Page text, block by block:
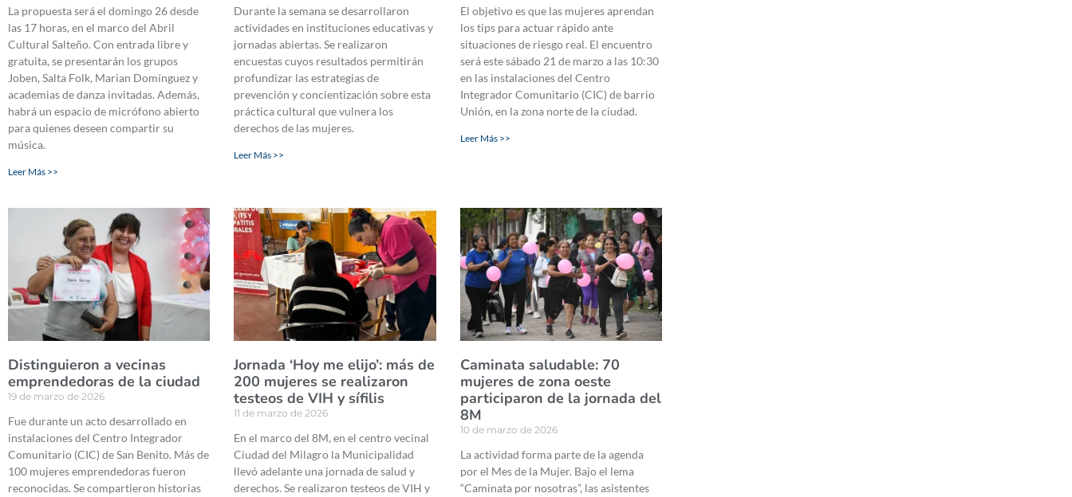
La propuesta será el domingo 26 desde
las 17 horas, en el marco del Abril
Cultural Salteño. Con entrada libre y
gratuita, se presentarán los grupos
Joben, Salta Folk, Marian Domínguez y
academias de danza invitadas. Además,
habrá un espacio de micrófono abierto
para quienes deseen compartir su
música.
Leer Más >>
Durante la semana se desarrollaron
actividades en instituciones educativas y
jornadas abiertas. Se realizaron
encuestas cuyos resultados permitirán
profundizar las estrategias de
prevención y concientización sobre esta
práctica cultural que vulnera los
derechos de las mujeres.
Leer Más >>
El objetivo es que las mujeres aprendan
los tips para actuar rápido ante
situaciones de riesgo real. El encuentro
será este sábado 21 de marzo a las 10:30
en las instalaciones del Centro
Integrador Comunitario (CIC) de barrio
Unión, en la zona norte de la ciudad.
Leer Más >>
Distinguieron a vecinas
emprendedoras de la ciudad
19 de marzo de 2026
Fue durante un acto desarrollado en
instalaciones del Centro Integrador
Comunitario (CIC) de San Benito. Más de
100 mujeres emprendedoras fueron
reconocidas. Se compartieron historias
Jornada ‘Hoy me elijo’: más de
200 mujeres se realizaron
testeos de VIH y sífilis
11 de marzo de 2026
En el marco del 8M, en el centro vecinal
Ciudad del Milagro la Municipalidad
llevó adelante una jornada de salud y
derechos. Se realizaron testeos de VIH y
Caminata saludable: 70
mujeres de zona oeste
participaron de la jornada del
8M
10 de marzo de 2026
La actividad forma parte de la agenda
por el Mes de la Mujer. Bajo el lema
“Caminata por nosotras”, las asistentes